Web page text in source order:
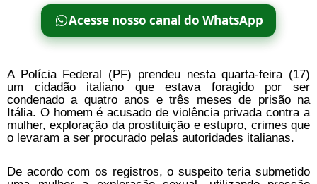
Acesse nosso canal do WhatsApp
A Polícia Federal (PF) prendeu nesta quarta-feira (17)
um cidadão italiano que estava foragido por ser
condenado a quatro anos e três meses de prisão na
Itália. O homem é acusado de violência privada contra a
mulher, exploração da prostituição e estupro, crimes que
o levaram a ser procurado pelas autoridades italianas.
De acordo com os registros, o suspeito teria submetido